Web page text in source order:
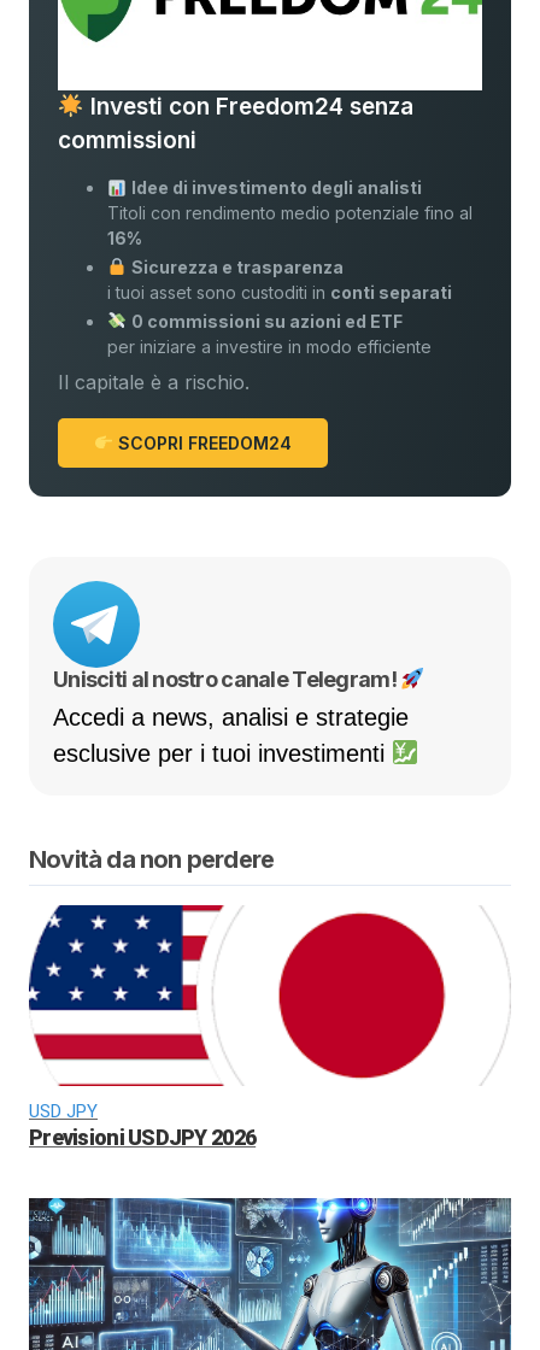
Investi con Freedom24 senza
commissioni
Idee di investimento degli analisti
Titoli con rendimento medio potenziale fino al
16%
Sicurezza e trasparenza
i tuoi asset sono custoditi in conti separati
0 commissioni su azioni ed ETF
per iniziare a investire in modo efficiente
Il capitale è a rischio.
SCOPRI FREEDOM24
Unisciti al nostro canale Telegram!
Accedi a news, analisi e strategie
esclusive per i tuoi investimenti
Novità da non perdere
USD JPY
Previsioni USDJPY 2026